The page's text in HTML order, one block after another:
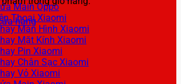
hàng
Main Oppo
Thoại Xiaomi
Màn Hình Xiaomi
Mặt Kính Xiaomi
Pin Xiaomi
Chân Sạc Xiaomi
Vỏ Xiaomi